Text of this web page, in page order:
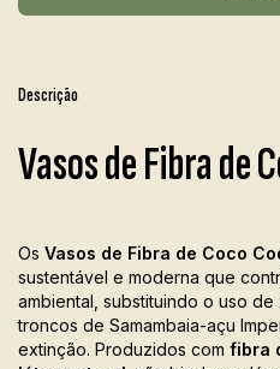
Descrição
Vasos de Fibra de
Os Vasos de Fibra de Coco
sustentável e moderna que
ambiental, substituindo o uso
troncos de Samambaia-açu
extinção. Produzidos com fibra